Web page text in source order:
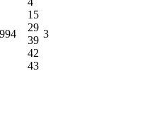
15
29
39
42
43
3